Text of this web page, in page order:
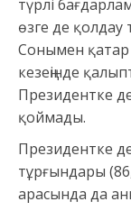
түрлі
өзге де қолдау
Сонымен қатар
кезеңінде
Президентке
қоймады.
Президентке
тұрғындары
арасында да